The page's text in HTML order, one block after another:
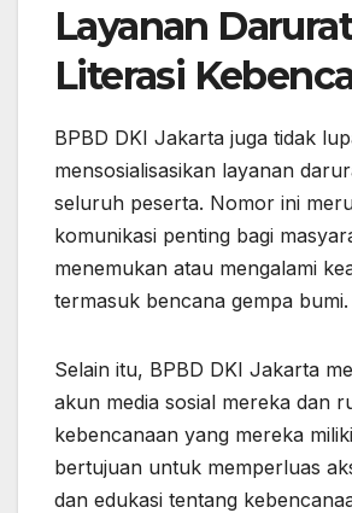
Layanan
Literasi
BPBD DKI Jakarta juga tidak
mensosialisasikan layanan
seluruh peserta. Nomor ini
komunikasi penting bagi
menemukan atau mengalami
termasuk bencana gempa bumi.
Selain itu, BPBD DKI Jakarta
akun media sosial mereka dan
kebencanaan yang mereka
bertujuan untuk memperluas
dan edukasi tentang